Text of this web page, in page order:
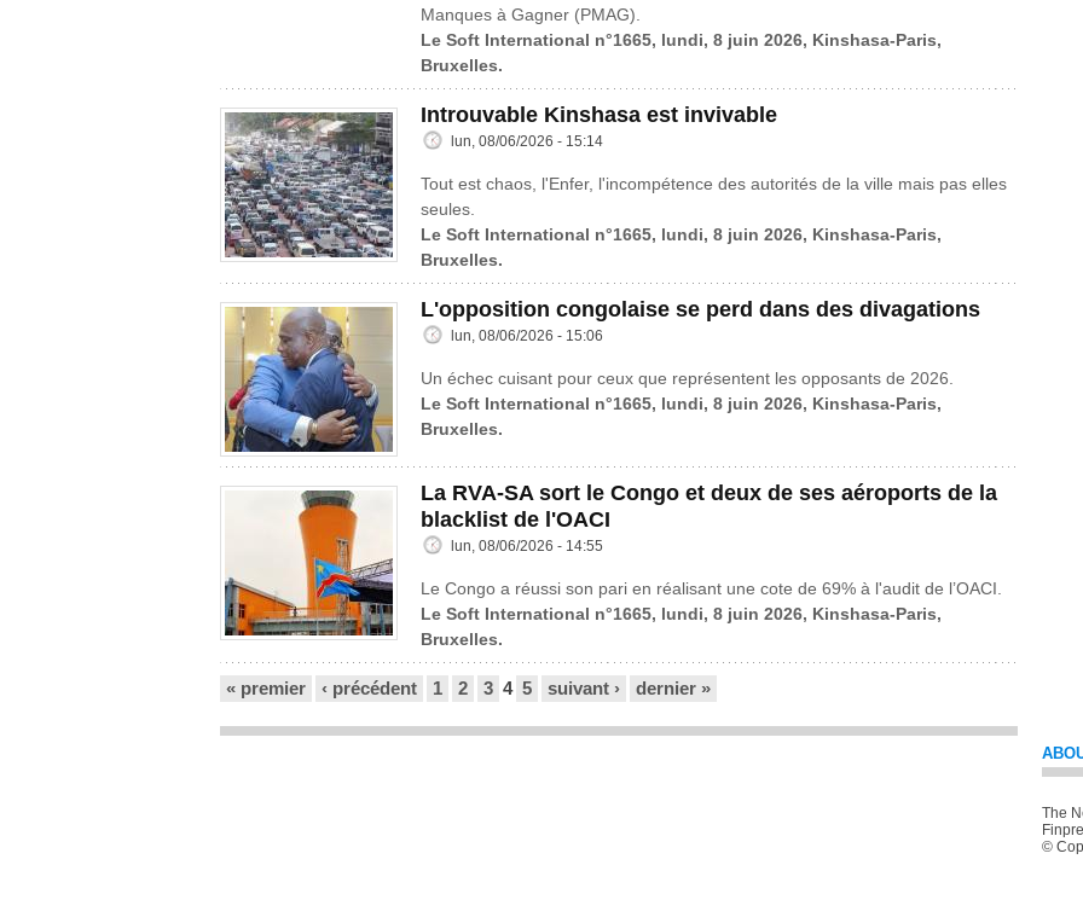
Manques à Gagner (PMAG).
Le Soft International n°1665, lundi, 8 juin 2026, Kinshasa-Paris,
Bruxelles.
Introuvable Kinshasa est invivable
lun, 08/06/2026 - 15:14
Tout est chaos, l'Enfer, l'incompétence des autorités de la ville mais pas elles
seules.
Le Soft International n°1665, lundi, 8 juin 2026, Kinshasa-Paris,
Bruxelles.
L'opposition congolaise se perd dans des divagations
lun, 08/06/2026 - 15:06
Un échec cuisant pour ceux que représentent les opposants de 2026.
Le Soft International n°1665, lundi, 8 juin 2026, Kinshasa-Paris,
Bruxelles.
La RVA-SA sort le Congo et deux de ses aéroports de la
blacklist de l'OACI
lun, 08/06/2026 - 14:55
Le Congo a réussi son pari en réalisant une cote de 69% à l'audit de l’OACI.
Le Soft International n°1665, lundi, 8 juin 2026, Kinshasa-Paris,
Bruxelles.
« premier ‹ précédent 1 2 3 4 5 suivant › dernier »
The
©